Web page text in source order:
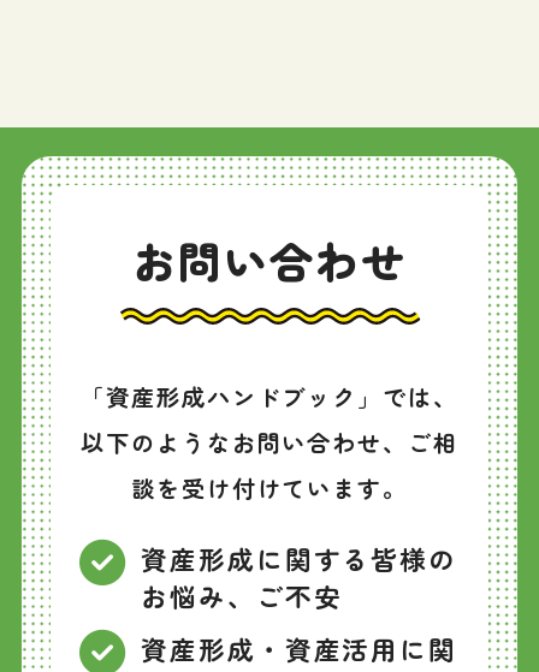
お問い合わせ
「資産形成ハンドブック」では、
以下のようなお問い合わせ、ご相
談を受け付けています。
資産形成に関する皆様の
お悩み、ご不安
資産形成・資産活用に関